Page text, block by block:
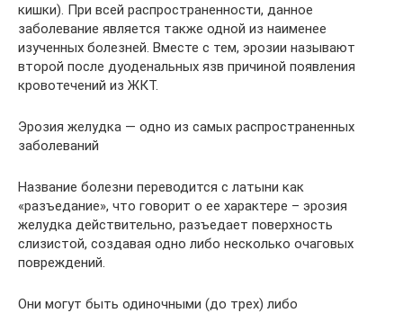
кишки). При всей распространенности, данное
заболевание является также одной из наименее
изученных болезней. Вместе с тем, эрозии называют
второй после дуоденальных язв причиной появления
кровотечений из ЖКТ.
Эрозия желудка — одно из самых распространенных
заболеваний
Название болезни переводится с латыни как
«разъедание», что говорит о ее характере – эрозия
желудка действительно, разъедает поверхность
слизистой, создавая одно либо несколько очаговых
повреждений.
Они могут быть одиночными (до трех) либо